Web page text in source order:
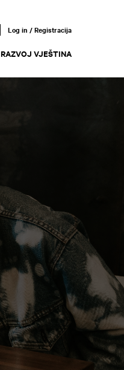
RAZVOJ VJEŠTINA
Log in / Registracija